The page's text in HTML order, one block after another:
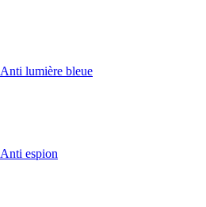
Anti lumière bleue
Anti espion